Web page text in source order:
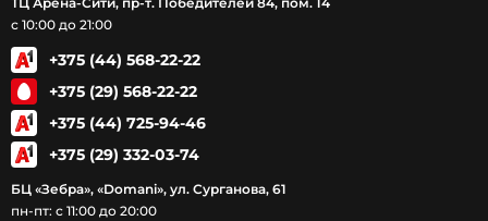
с 10:00 до 21:00
+375 (44) 568-22-22
+375 (29) 568-22-22
+375 (44) 725-94-46
+375 (29) 332-03-74
БЦ «Зебра», «Domani», ул. Сурганова, 61
пн-пт: с 11:00 до 20:00